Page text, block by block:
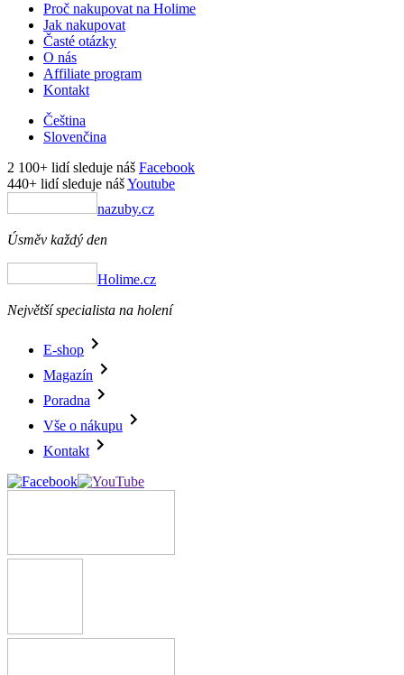
Proč nakupovat na Holime
Jak nakupovat
Časté otázky
O nás
Affiliate program
Kontakt
Čeština
Slovenčina
2 100+ lidí sleduje náš Facebook
440+ lidí sleduje nášYoutube
nazuby.cz
Úsměv každý den
Holime.cz
Největší specialista na holení
E-shop
Magazín
Poradna
Vše o nákupu
Kontakt